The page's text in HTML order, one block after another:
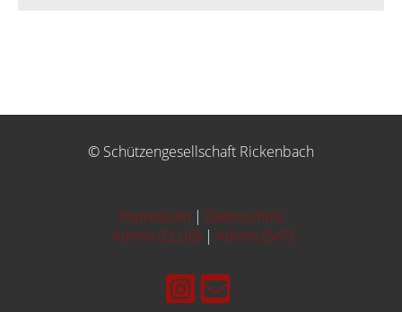
© Schützengesellschaft Rickenbach
Impressum | Datenschutz
Admin (CLUB) | Admin (SAT)